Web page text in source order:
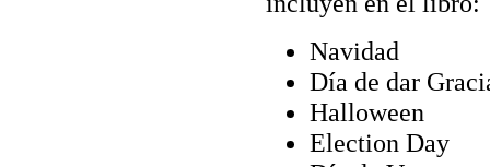
Navidad
Día de dar
Halloween
Election Day